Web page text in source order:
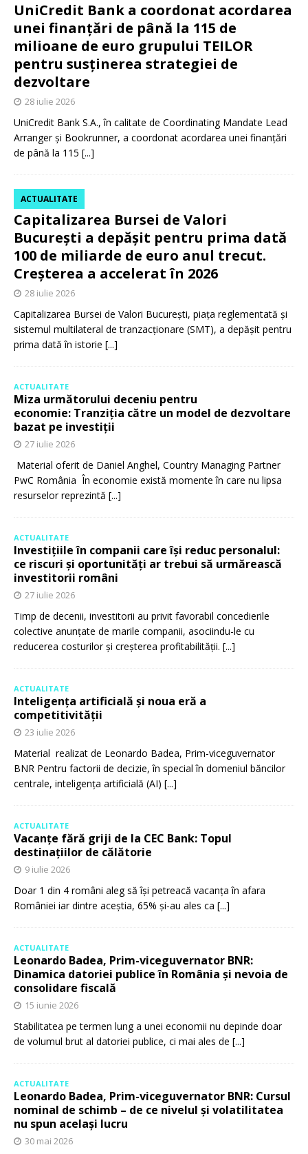
UniCredit Bank a coordonat acordarea
unei finanțări de până la 115 de
milioane de euro grupului TEILOR
pentru susținerea strategiei de
dezvoltare
28 iulie 2026
UniCredit Bank S.A., în calitate de Coordinating Mandate Lead
Arranger și Bookrunner, a coordonat acordarea unei finanțări
de până la 115 [...]
Capitalizarea Bursei de Valori
București a depășit pentru prima dată
100 de miliarde de euro anul trecut.
Creșterea a accelerat în 2026
ACTUALITATE
28 iulie 2026
Capitalizarea Bursei de Valori București, piața reglementată și
sistemul multilateral de tranzacționare (SMT), a depășit pentru
prima dată în istorie [...]
ACTUALITATE
Miza următorului deceniu pentru
economie: Tranziția către un model de dezvoltare
bazat pe investiții
27 iulie 2026
Material oferit de Daniel Anghel, Country Managing Partner
PwC România În economie există momente în care nu lipsa
resurselor reprezintă [...]
ACTUALITATE
Investițiile în companii care își reduc personalul:
ce riscuri și oportunități ar trebui să urmărească
investitorii români
27 iulie 2026
Timp de decenii, investitorii au privit favorabil concedierile
colective anunțate de marile companii, asociindu-le cu
reducerea costurilor și creșterea profitabilității. [...]
ACTUALITATE
Inteligența artificială și noua eră a
competitivității
23 iulie 2026
Material realizat de Leonardo Badea, Prim-viceguvernator
BNR Pentru factorii de decizie, în special în domeniul băncilor
centrale, inteligența artificială (AI) [...]
ACTUALITATE
Vacanțe fără griji de la CEC Bank: Topul
destinațiilor de călătorie
9 iulie 2026
Doar 1 din 4 români aleg să își petreacă vacanța în afara
României iar dintre aceștia, 65% și-au ales ca [...]
ACTUALITATE
Leonardo Badea, Prim-viceguvernator BNR:
Dinamica datoriei publice în România și nevoia de
consolidare fiscală
15 iunie 2026
Stabilitatea pe termen lung a unei economii nu depinde doar
de volumul brut al datoriei publice, ci mai ales de [...]
ACTUALITATE
Leonardo Badea, Prim-viceguvernator BNR: Cursul
nominal de schimb – de ce nivelul și volatilitatea
nu spun același lucru
30 mai 2026